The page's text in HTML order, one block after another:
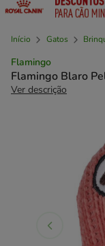
Início Gatos
Flamingo
Flamingo Blaro
Ver descrição